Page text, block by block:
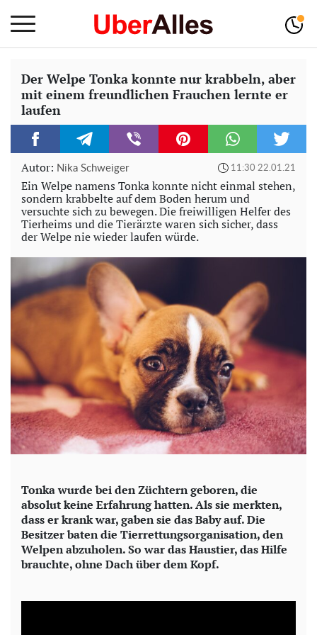
Der Welpe Tonka konnte nur krabbeln, aber
mit einem freundlichen Frauchen lernte er
laufen
Autor: Nika Schweiger 11:30 22.01.21
Ein Welpe namens Tonka konnte nicht einmal stehen,
sondern krabbelte auf dem Boden herum und
versuchte sich zu bewegen. Die freiwilligen Helfer des
Tierheims und die Tierärzte waren sich sicher, dass
der Welpe nie wieder laufen würde.
Tonka wurde bei den Züchtern geboren, die
absolut keine Erfahrung hatten. Als sie merkten,
dass er krank war, gaben sie das Baby auf. Die
Besitzer baten die Tierrettungsorganisation, den
Welpen abzuholen. So war das Haustier, das Hilfe
brauchte, ohne Dach über dem Kopf.